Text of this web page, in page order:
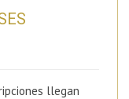
llegan